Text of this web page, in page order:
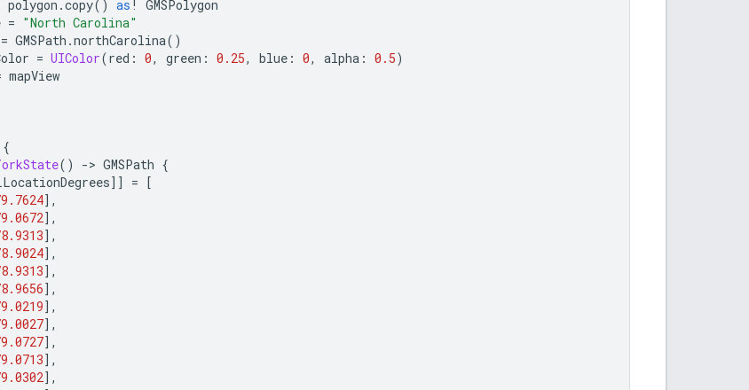
polygon .copy() as !
GMSPolygon
= "North Carolina"
= GMSPath .northCarolina()
= UIColor(red : 0, green : 0.25, blue : 0, alpha : 0.5)
mapView
{
() -> GMSPath {
]] = [
],
],
],
],
],
],
],
],
],
],
],